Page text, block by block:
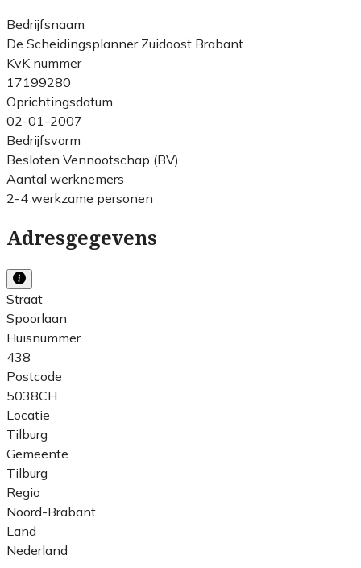
Bedrijfsnaam
De Scheidingsplanner Zuidoost Brabant
KvK nummer
17199280
Oprichtingsdatum
02-01-2007
Bedrijfsvorm
Besloten Vennootschap (BV)
Aantal werknemers
2-4 werkzame personen
Adresgegevens
Straat
Spoorlaan
Huisnummer
438
Postcode
5038CH
Locatie
Tilburg
Gemeente
Tilburg
Regio
Noord-Brabant
Land
Nederland